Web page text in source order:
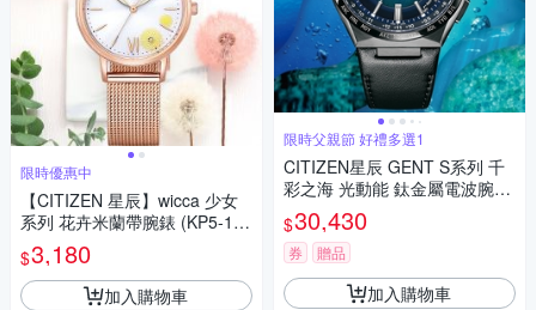
限時優惠中
【CITIZEN 星辰】wicca 少女
系列 花卉米蘭帶腕錶 (KP5-166
-21R)
$3,180
加入購物車
限時父親節 好禮多選1
CITIZEN星辰 GENT S系列 千
彩之海 光動能 鈦金屬電波腕錶
父親節 禮物 推薦 42.5mm/CB0
215-18L
$30,430
券 贈品
加入購物車